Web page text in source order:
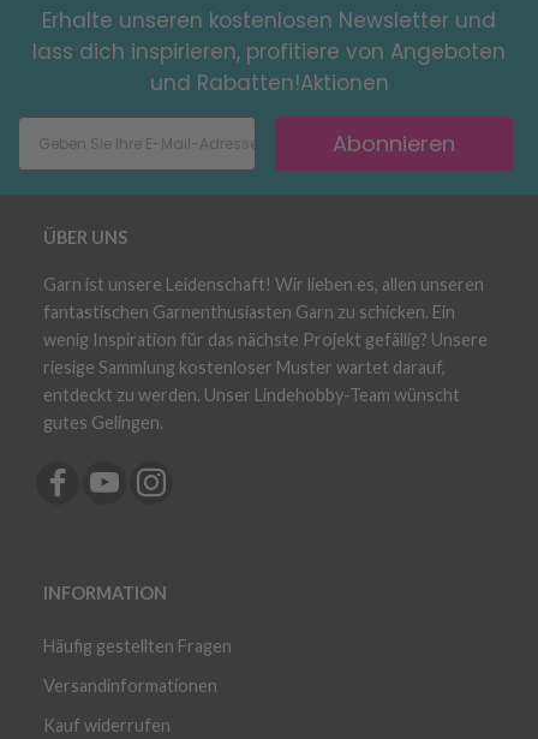
Erhalte unseren kostenlosen Newsletter und
lass dich inspirieren, profitiere von Angeboten
und Rabatten!Aktionen
Abonnieren
ÜBER UNS
Garn ist unsere Leidenschaft! Wir lieben es, allen unseren
fantastischen Garnenthusiasten Garn zu schicken. Ein
wenig Inspiration für das nächste Projekt gefällig? Unsere
riesige Sammlung kostenloser Muster wartet darauf,
entdeckt zu werden. Unser Lindehobby-Team wünscht
gutes Gelingen.
INFORMATION
Häufig gestellten Fragen
Versandinformationen
Kauf widerrufen